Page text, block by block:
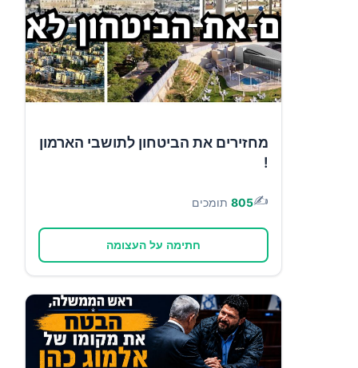
מחזירים את הביטחון לתושבי הארמון
!
✍️
805 תומכים
חתימה על העצומה